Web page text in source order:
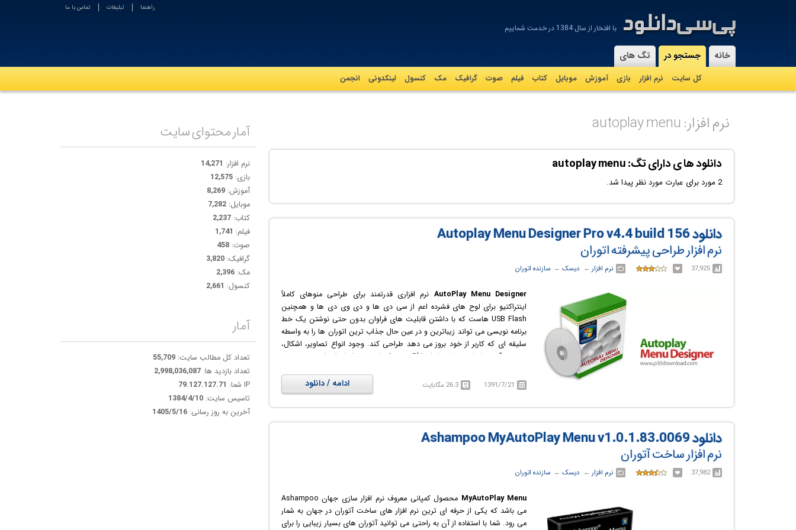
-
با افتخار از سال 1384 در خدمت شماییم
راهنما تبلیغات تماس با ما
خانه جستجو در
کل سایت نرم افزار بازی آموزش موبايل کتاب فیلم صوت گرافيک مک کنسول لینکدونی انجمن
تگ های
نرم افزار: autoplay menu
دانلود ها ی دارای تگ: autoplay menu
2 مورد برای عبارت مورد نظر پیدا شد.
دانلود Autoplay Menu Designer Pro v4.4 build 156
نرم افزار طراحی پیشرفته اتوران
37,925 نرم افزار ← ‏ دیسک ← ‏ سازنده اتوران
AutoPlay Menu Designer نرم افزاری قدرتمند برای طراحی منوهای کاملاً
اینتراکتیو برای لوح های فشرده اعم از سی دی ها و دی وی دی ها و همچنین
USB Flash هاست که با داشتن قابلیت های فراوان بدون حتی نوشتن یک خط
برنامه نویسی می تواند زیباترین و در عین حال جذاب ترین اتوران ها را به واسطه
سلیقه ای که کاربر از خود بروز می دهد طراحی کند. وجود انواع تصاویر، اشکال،
منوهای آماده، انواع مختلفی از Object هایی که امروزه در انواع اتوران ها دیده می
زیباترین اتوران ها کاملاً باز است، Wizard موجود در نرم افزار هم که مطمئناً کار
همه را آسان خواهد کرد چرا که با وجود چندین طرح آماده می توان با ایده برداری
از آن ها و همچنین با کمی خلاقیت و کنار هم چیدن اشکال تنها با چند کلیک
ساده با استفاده از نرم افزار Autoplay Menu Designer اتورانی را طراحی کرد که
چشمان هر بیننده ای را به سوی خود بکشاند، در این نرم افزار به طور کلی سه
مرحله اصلی تعریف شده است که در مرحله اول کاربر می تواند به راحتی اندازه
انتخاب خود کاملا بازبینی و مورد ویرایش قرار دهد.
1391/7/21 26.3 مگابایت ادامه / دانلود
دانلود Ashampoo MyAutoPlay Menu v1.0.1.83.0069
نرم افزار ساخت آتوران
37,982 نرم افزار ← ‏ دیسک ← ‏ سازنده اتوران
MyAutoPlay Menu
محصول کمپانی معروف نرم افزار سازی جهان Ashampoo
می باشد که یکی از حرفه ای ترین نرم افزار های ساخت آتوران در جهان به شمار
می رود. شما با استفاده از آن به راحتی می توانید آتوران های بسیار زیبایی را برای
آمار محتوای سایت
نرم افزار: 14,271
بازی: 12,575
آموزش: 8,269
موبایل: 7,282
کتاب: 2,237
فیلم: 1,741
صوت: 458
گرافیک: 3,820
مک: 2,396
کنسول: 2,661
آمار
تعداد کل مطالب سایت: 55,709
تعداد بازدید ها: 2,998,036,087
IP شما:
79.127.127.71
تاسیس سایت: 1384/4/10
آخرین به روز رسانی: 1405/5/16